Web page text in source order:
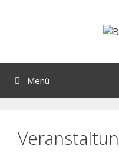
Menü
mit vielen